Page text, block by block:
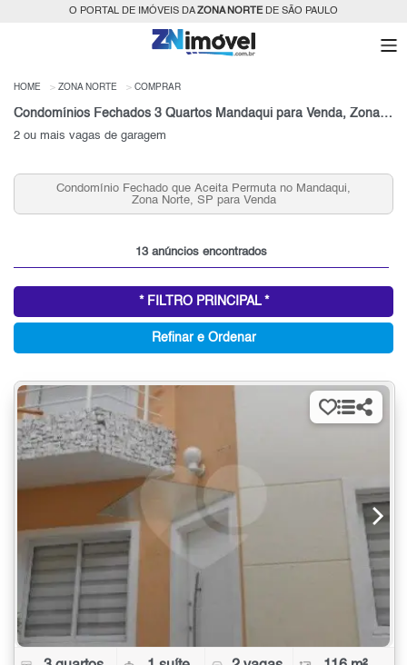
O PORTAL DE IMÓVEIS DAZONA NORTEDE SÃO PAULO
HOME ZONA NORTE COMPRAR
Condomínios Fechados 3 Quartos Mandaqui para Venda, Zona Norte, SP
2 ou mais vagas de garagem
Condomínio Fechado que Aceita Permuta no Mandaqui,
Zona Norte, SP para Venda
13 anúncios encontrados
* FILTRO PRINCIPAL *
Refinar e Ordenar